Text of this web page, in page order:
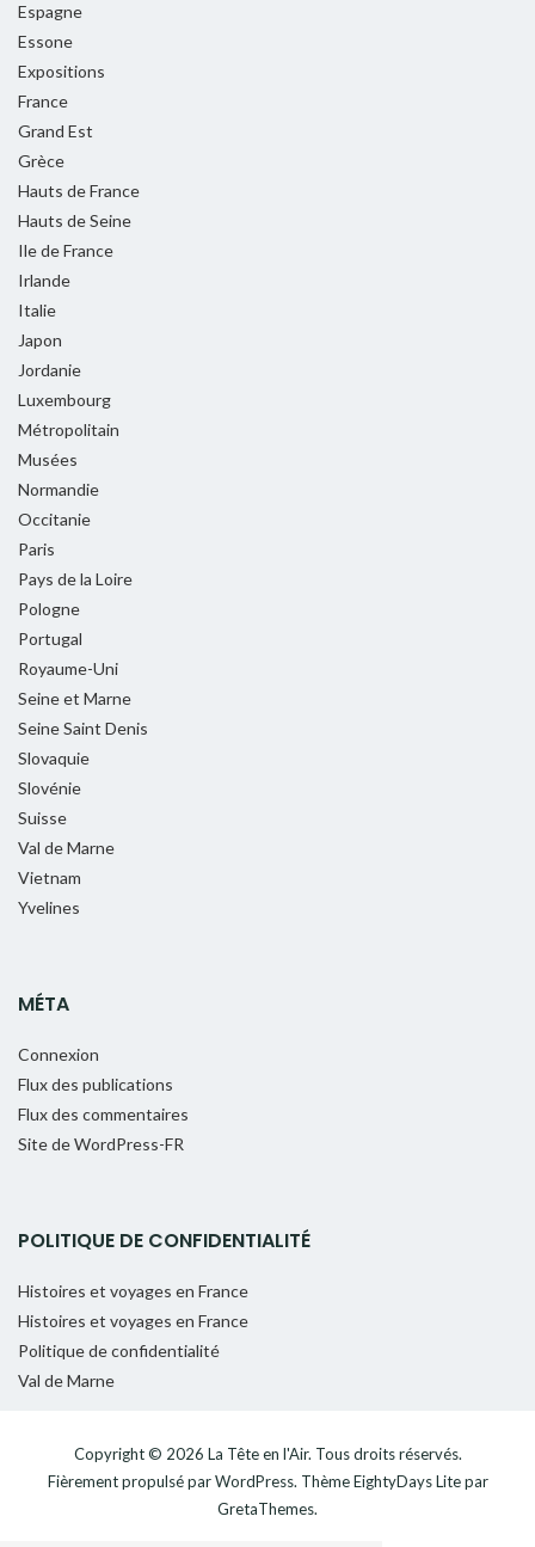
Espagne
Essone
Expositions
France
Grand Est
Grèce
Hauts de France
Hauts de Seine
Ile de France
Irlande
Italie
Japon
Jordanie
Luxembourg
Métropolitain
Musées
Normandie
Occitanie
Paris
Pays de la Loire
Pologne
Portugal
Royaume-Uni
Seine et Marne
Seine Saint Denis
Slovaquie
Slovénie
Suisse
Val de Marne
Vietnam
Yvelines
MÉTA
Connexion
Flux des publications
Flux des commentaires
Site de WordPress-FR
POLITIQUE DE CONFIDENTIALITÉ
Histoires et voyages en France
Histoires et voyages en France
Politique de confidentialité
Val de Marne
Copyright © 2026 La Tête en l'Air. Tous droits réservés.
Fièrement propulsé parWordPress. ThèmeEightyDays Litepar
GretaThemes.